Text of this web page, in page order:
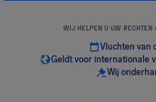
WIJ HELPEN U UW RECHTEN
Vluchten van
Geldt voor internationale
Wij